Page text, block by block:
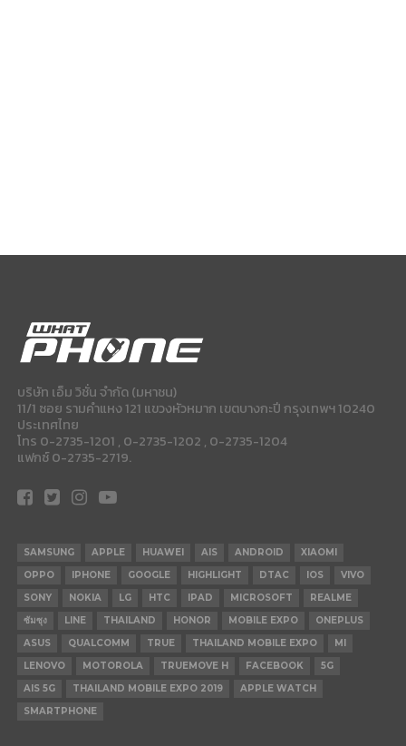
บริษัท เอ็ม วิชั่น จำกัด (มหาชน)
11/1 ซอย รามคำแหง 121 แขวงหัวหมาก เขตบางกะปี กรุงเทพฯ 10240
ประเทศไทย
โทร 0-2735-1201 , 0-2735-1202 , 0-2735-1204
แฟกซ์ 0-2735-2719.
SAMSUNG APPLE HUAWEI AIS ANDROID
XIAOMI
OPPO
IPHONE GOOGLE HIGHLIGHT DTAC IOS
VIVO
SONY
NOKIA LG HTC IPAD MICROSOFT
REALME
ซัมซุง
LINE THAILAND HONOR MOBILE EXPO
ONEPLUS
ASUS
QUALCOMM TRUE THAILAND MOBILE EXPO
MI
LENOVO
MOTOROLA TRUEMOVE H FACEBOOK
5G
AIS 5G
THAILAND MOBILE EXPO 2019
APPLE WATCH
SMARTPHONE